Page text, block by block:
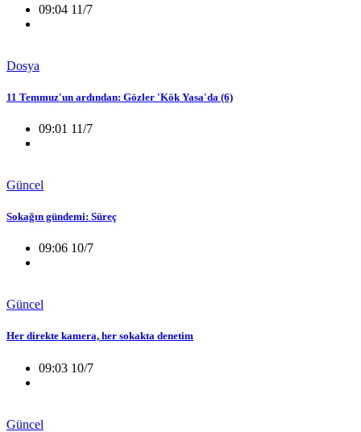
09:04 11/7
Dosya
11 Temmuz'un ardından: Gözler 'Kök Yasa'da (6)
09:01 11/7
Güncel
Sokağın gündemi: Süreç
09:06 10/7
Güncel
Her direkte kamera, her sokakta denetim
09:03 10/7
Güncel